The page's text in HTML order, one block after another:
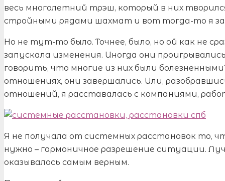
весь многолетний трэш, который в них
стройными рядами шахмат и вот тогда-то я
Но не тут-то было. Точнее, было, но ой как не
запускала изменения. Иногда они
говорить, что многие из них были
отношениях, они завершались. Или,
отношений, я расставалась с компаниями,
Я не получала от системных расстановок то,
нужно – гармоничное разрешение ситуации.
оказывалось самым верным.